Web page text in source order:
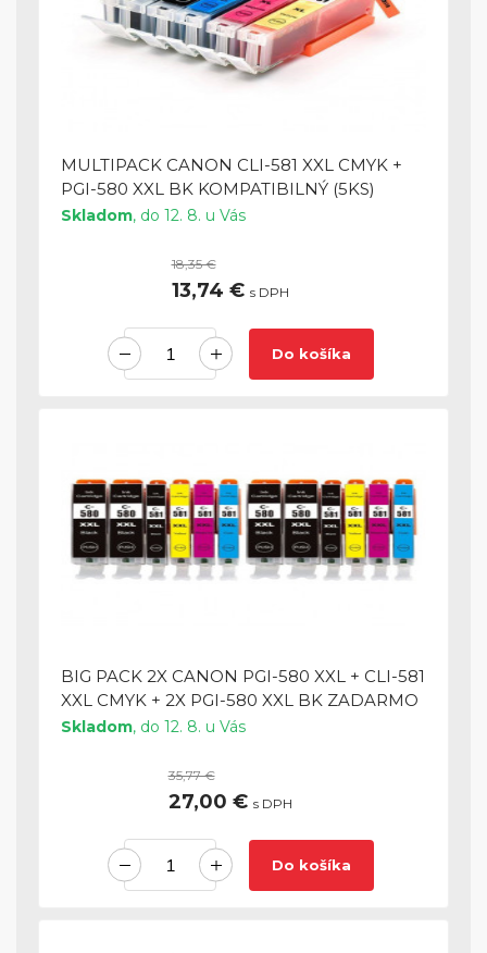
MULTIPACK CANON CLI-581 XXL CMYK +
PGI-580 XXL BK KOMPATIBILNÝ (5KS)
Skladom, do 12. 8. u Vás
18,35 €
13,74 € s DPH
Do košíka
BIG PACK 2X CANON PGI-580 XXL + CLI-581
XXL CMYK + 2X PGI-580 XXL BK ZADARMO
Skladom, do 12. 8. u Vás
35,77 €
27,00 € s DPH
Do košíka